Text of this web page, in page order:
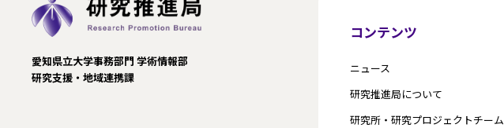
愛知県立大学事務部門 学術情報部
研究支援・地域連携課
コンテンツ
ニュース
研究推進局について
研究所・研究プロジェクトチーム